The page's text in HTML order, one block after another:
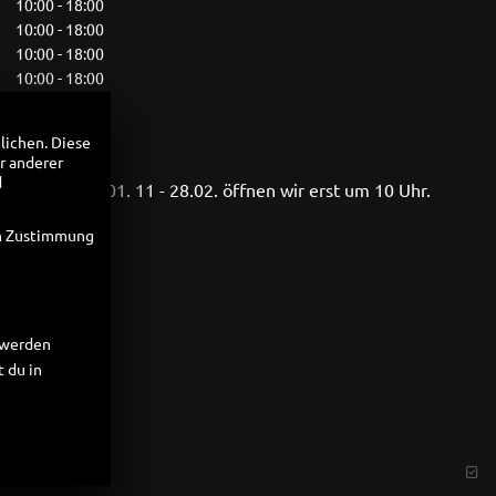
10:00 - 18:00
10:00 - 18:00
10:00 - 18:00
10:00 - 18:00
geschlossen
vom 01. 11 - 28.02. öffnen wir erst um 10 Uhr.
Diese
anderer
Zustimmung
du in